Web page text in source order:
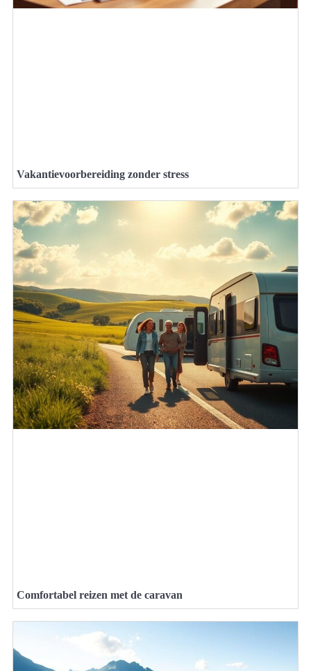
Vakantievoorbereiding zonder stress
Comfortabel reizen met de caravan